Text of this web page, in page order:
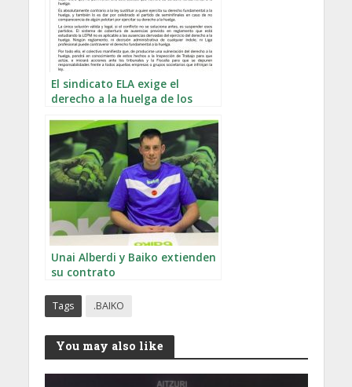
El sindicato ELA exige el
derecho a la huelga de los
Unai Alberdi y Baiko extienden
su contrato
Tags .BAIKO
You may also like